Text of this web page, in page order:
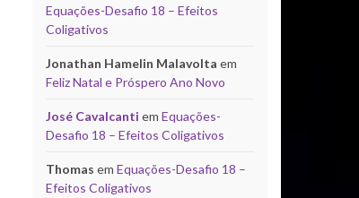
Equações-Desafio 18 – Efeitos
Coligativos
Jonathan Hamelin Malavolta em
Feliz Natal e Próspero Ano Novo
José Cavalcanti em Equações-
Desafio 18 – Efeitos Coligativos
Thomas em Equações-Desafio 18 –
Efeitos Coligativos